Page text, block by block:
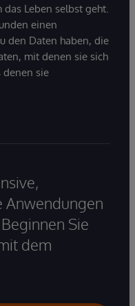
Leben selbst geht.
einen
den Daten haben, die
mit denen sie sich
denen sie
Anwendungen
Sie
dem